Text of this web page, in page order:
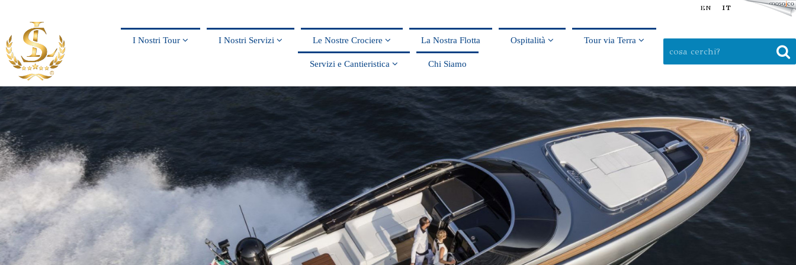
EN IT
I Nostri Tour I Nostri Servizi Le Nostre Crociere La Nostra Flotta Ospitalità Tour via Terra
Servizi e Cantieristica Chi Siamo